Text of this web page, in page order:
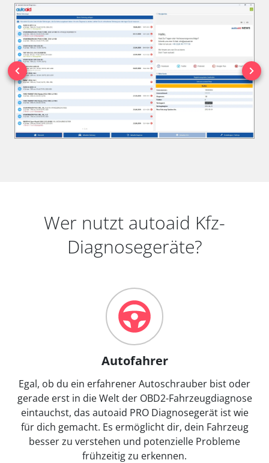
Wer nutzt autoaid Kfz-
Diagnosegeräte?
Autofahrer
Egal, ob du ein erfahrener Autoschrauber bist oder
gerade erst in die Welt der OBD2-Fahrzeugdiagnose
eintauchst, das autoaid PRO Diagnosegerät ist wie
für dich gemacht. Es ermöglicht dir, dein Fahrzeug
besser zu verstehen und potenzielle Probleme
frühzeitig zu erkennen.